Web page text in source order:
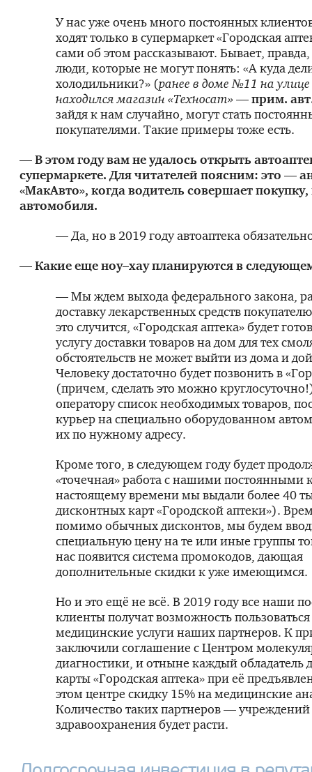
У нас уже очень много постоянных
ходят только в супермаркет «Городская
сами об этом рассказывают. Бывает, правда,
люди, которые не могут понять: «А куда
холодильники?» (ранее в доме №11 на
находился магазин «Техносат» —прим.
зайдя к нам случайно, могут стать
покупателями. Такие примеры тоже есть.
— В этом году вам не удалось открыть
супермаркете. Для читателей поясним: это —
«МакАвто», когда водитель совершает
автомобиля.
— Да, но в 2019 году автоаптека
— Какие еще ноу–хау планируются в
— Мы ждем выхода федерального закона,
доставку лекарственных средств
это случится, «Городская аптека» будет
услугу доставки товаров на дом для тех
обстоятельств не может выйти из дома и
Человеку достаточно будет позвонить в
(причем, сделать это можно
оператору список необходимых товаров,
курьер на специально оборудованном
их по нужному адресу.
Кроме того, в следующем году будет
«точечная» работа с нашими постоянными
настоящему времени мы выдали более 40
дисконтных карт «Городской аптеки»).
помимо обычных дисконтов, мы будем
специальную цену на те или иные группы
нас появится система промокодов, дающая
дополнительные скидки к уже имеющимся.
Но и это ещё не всё. В 2019 году все наши
клиенты получат возможность
медицинские услуги наших партнеров. К
заключили соглашение с Центром
диагностики, и отныне каждый обладатель
карты «Городская аптека» при её
этом центре скидку 15% на медицинские
Количество таких партнеров — учреждений
здравоохранения будет расти.